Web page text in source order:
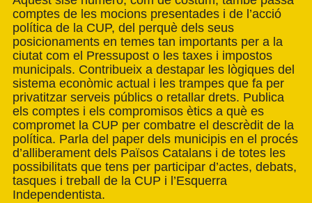
comptes de les mocions presentades i de l’acció
política de la CUP, del perquè dels seus
posicionaments en temes tan importants per a la
ciutat com el Pressupost o les taxes i impostos
municipals. Contribueix a destapar les lògiques del
sistema econòmic actual i les trampes que fa per
privatitzar serveis públics o retallar drets. Publica
els comptes i els compromisos ètics a què es
compromet la CUP per combatre el descrèdit de la
política. Parla del paper dels municipis en el procés
d’alliberament dels Països Catalans i de totes les
possibilitats que tens per participar d’actes, debats,
tasques i treball de la CUP i l’Esquerra
Independentista.